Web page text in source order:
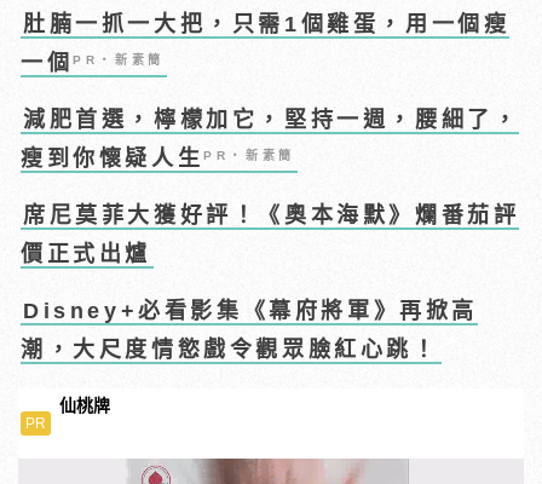
肚腩一抓一大把，只需1個雞蛋，用一個瘦
一個PR・新素簡
減肥首選，檸檬加它，堅持一週，腰細了，
瘦到你懷疑人生PR・新素簡
席尼莫菲大獲好評！《奧本海默》爛番茄評
價正式出爐
Disney+必看影集《幕府將軍》再掀高
潮，大尺度情慾戲令觀眾臉紅心跳！
PR
仙桃牌